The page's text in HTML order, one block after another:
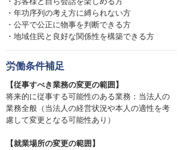
・年功序列の考え方に縛られない方
・公平で公正に物事を判断できる方
・地域住民と良好な関係性を構築できる方
労働条件補足
【従事すべき業務の変更の範囲】
将来的に従事する可能性のある業務：当法人の
業務全般（当法人の経営状況や本人の適性を考
慮して変更となる可能性あり）
【就業場所の変更の範囲】